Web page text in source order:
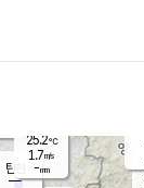
탄현
25.2℃
1.7m/s
-mm